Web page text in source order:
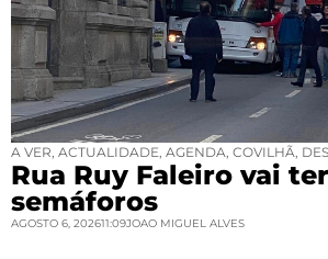
A VER, ACTUALIDADE, AGENDA, COVILHÃ,
Rua Ruy Faleiro vai
semáforos
AGOSTO 6, 202611:09JOAO MIGUEL ALVES